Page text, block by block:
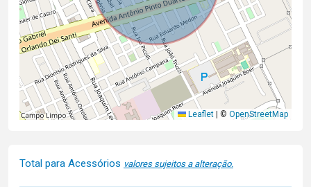
Leaflet © OpenStreetMap
Total para Acessórios valores sujeitos a alteração.